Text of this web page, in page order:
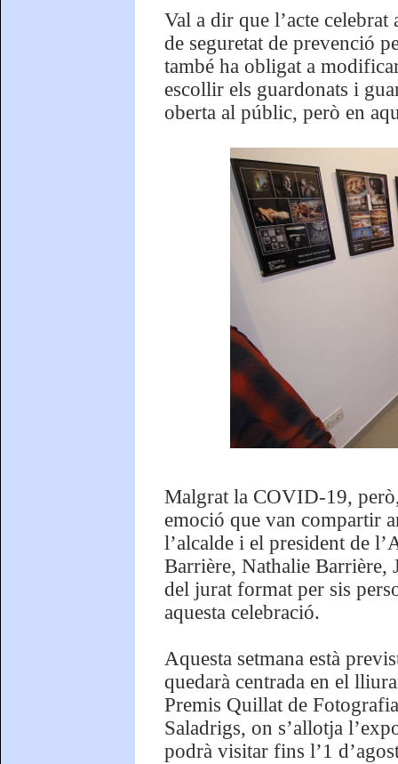
Val a dir que l’acte celebrat
de seguretat de prevenció
també ha obligat a
escollir els guardonats i
oberta al públic, però en
Malgrat la COVID-19,
emoció que van compartir
l’alcalde i el president de
Barrière, Nathalie Barrière,
del jurat format per sis
aquesta celebració.
Aquesta setmana està
quedarà centrada en el
Premis Quillat de
Saladrigs, on s’allotja
podrà visitar fins l’1